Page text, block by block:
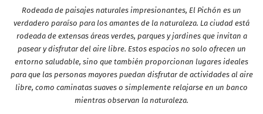
Rodeada de paisajes naturales impresionantes, El Pichón es un
verdadero paraíso para los amantes de la naturaleza. La ciudad está
rodeada de extensas áreas verdes, parques y jardines que invitan a
pasear y disfrutar del aire libre. Estos espacios no solo ofrecen un
entorno saludable, sino que también proporcionan lugares ideales
para que las personas mayores puedan disfrutar de actividades al aire
libre, como caminatas suaves o simplemente relajarse en un banco
mientras observan la naturaleza.